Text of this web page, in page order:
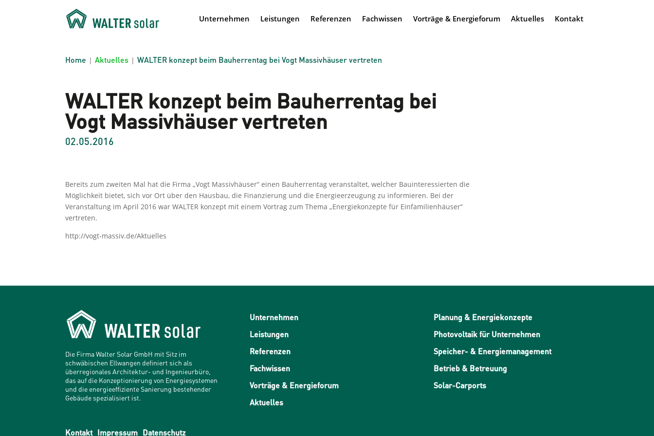
Unternehmen Leistungen Referenzen Fachwissen Vorträge & Energieforum Aktuelles Kontakt
Home | Aktuelles | WALTER konzept beim Bauherrentag bei Vogt Massivhäuser vertreten
WALTER konzept beim Bauherrentag bei
Vogt Massivhäuser vertreten
02.05.2016
Bereits zum zweiten Mal hat die Firma „Vogt Massivhäuser“ einen Bauherrentag veranstaltet, welcher Bauinteressierten die
Möglichkeit bietet, sich vor Ort über den Hausbau, die Finanzierung und die Energieerzeugung zu informieren. Bei der
Veranstaltung im April 2016 war WALTER konzept mit einem Vortrag zum Thema „Energiekonzepte für Einfamilienhäuser“
vertreten.
http://vogt-massiv.de/Aktuelles
Die Firma Walter Solar GmbH mit Sitz im
schwäbischen Ellwangen definiert sich als
überregionales Architektur- und Ingenieurbüro,
das auf die Konzeptionierung von Energiesystemen
und die energieeffiziente Sanierung bestehender
Gebäude spezialisiert ist.
Unternehmen
Leistungen
Referenzen
Fachwissen
Vorträge & Energieforum
Aktuelles
Planung & Energiekonzepte
Photovoltaik für Unternehmen
Speicher- & Energiemanagement
Betrieb & Betreuung
Solar-Carports
Kontakt Impressum Datenschutz